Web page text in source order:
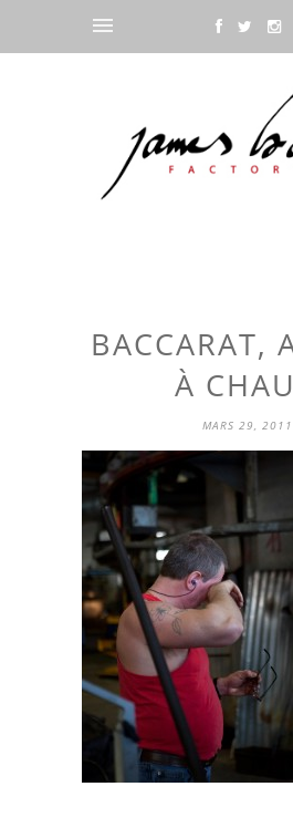
BACCARAT,
À
MARS 29, 2011